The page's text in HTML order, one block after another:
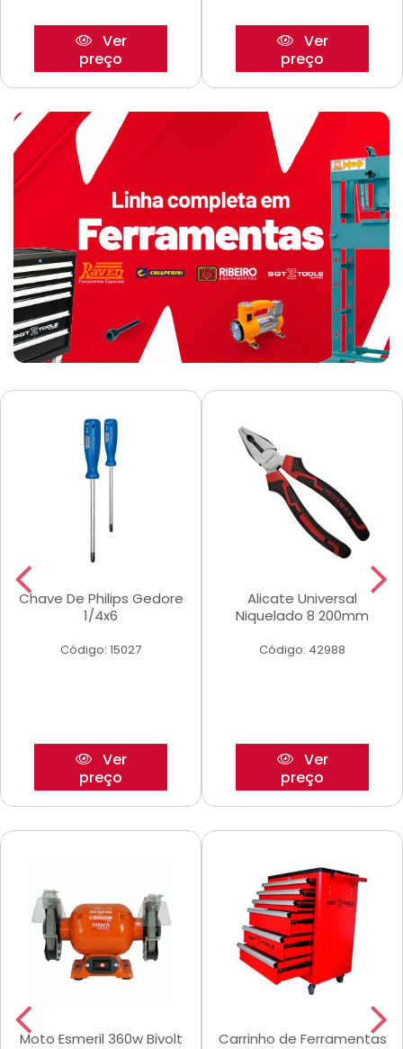
Ver
preço
Ver
preço
Chave De Philips Gedore
1/4x6
Código: 15027
Ver
preço
Alicate Universal
Niquelado 8 200mm
Código: 42988
Ver
preço
Moto Esmeril 360w Bivolt
Carrinho de Ferramentas